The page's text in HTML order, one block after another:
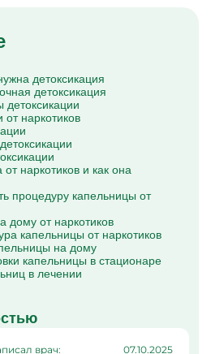
детоксикация
детоксикация
детоксикации
наркотиков
наркотиков и как она
процедуру капельницы от
дому от наркотиков
капельницы от наркотиков
на дому
капельницы в стационаре
в лечении
врач: 07.10.2025